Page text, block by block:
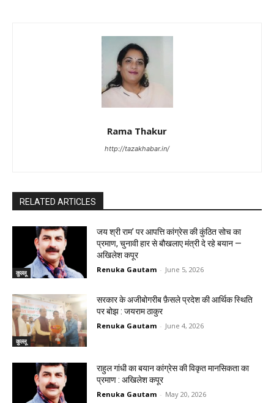
Rama Thakur
http://tazakhabar.in/
RELATED ARTICLES
कुल्लू
जय श्री राम’ पर आपत्ति कांग्रेस की कुंठित सोच का
प्रमाण, चुनावी हार से बौखलाए मंत्री दे रहे बयान —
अखिलेश कपूर
Renuka Gautam - June 5, 2026
कुल्लू
सरकार के अजीबोगरीब फ़ैसले प्रदेश की आर्थिक स्थिति
पर बोझ : जयराम ठाकुर
Renuka Gautam - June 4, 2026
राहुल गांधी का बयान कांग्रेस की विकृत मानसिकता का
प्रमाण : अखिलेश कपूर
Renuka Gautam - May 20, 2026